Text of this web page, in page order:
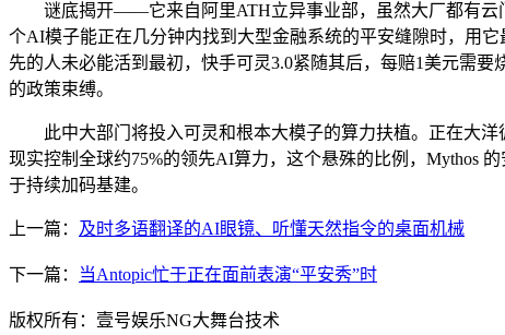
谜底揭开——它来自阿里ATH立异事业部，虽然大厂都有云门
个AI模子能正在几分钟内找到大型金融系统的平安缝隙时，用它
先的人未必能活到最初，快手可灵3.0紧随其后，每赔1美元需
的政策束缚。
此中大部门将投入可灵和根本大模子的算力扶植。正在大洋
现实控制全球约75%的领先AI算力，这个悬殊的比例，Mythos
于持续加码基建。
上一篇： 及时多语翻译的AI眼镜、听懂天然指令的桌面机械
下一篇： 当Antopic忙于正在面前表演“平安秀”时
版权所有：壹号娱乐NG大舞台技术